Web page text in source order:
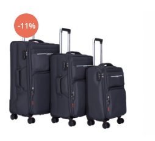
-11%